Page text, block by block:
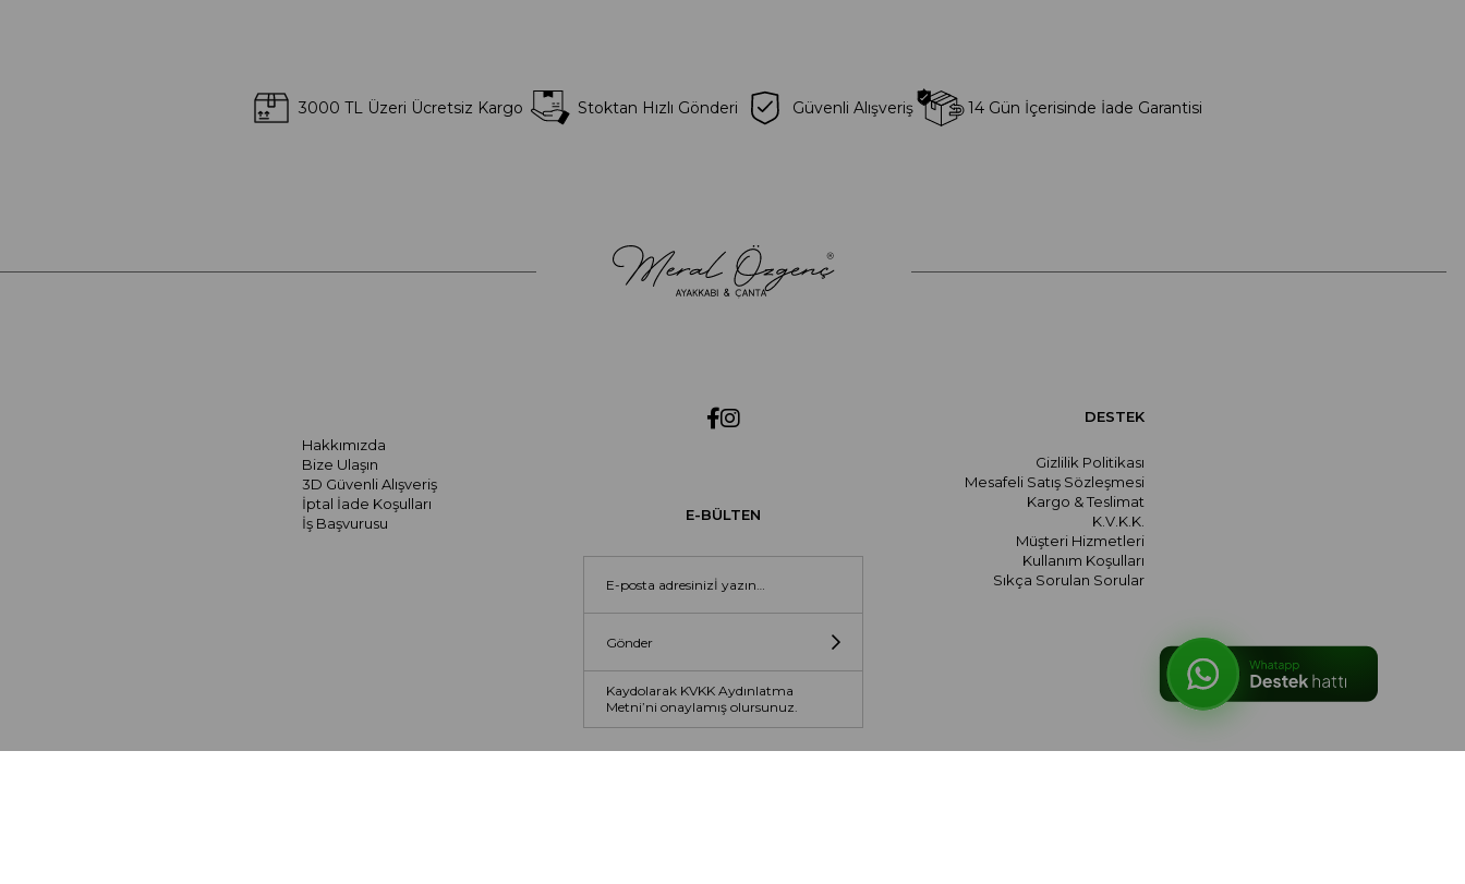
3000 TL Üzeri Ücretsiz Kargo Stoktan Hızlı Gönderi Güvenli Alışveriş 14 Gün İçerisinde İade Garantisi
Hakkımızda
Bize Ulaşın
3D Güvenli Alışveriş
İptal İade Koşulları
İş Başvurusu
E-BÜLTEN
Gönder
Kaydolarak KVKK Aydınlatma
Metni’ni onaylamış olursunuz.
DESTEK
Gizlilik Politikası
Mesafeli Satış Sözleşmesi
Kargo & Teslimat
K.V.K.K.
Müşteri Hizmetleri
Kullanım Koşulları
Sıkça Sorulan Sorular